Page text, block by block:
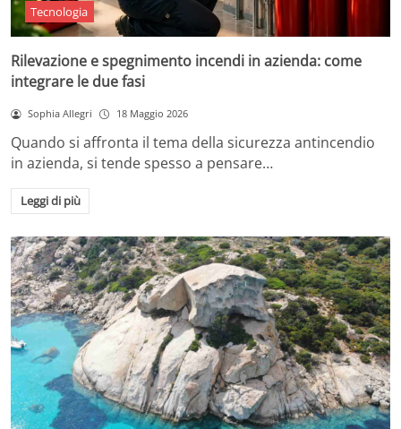
Tecnologia
Rilevazione e spegnimento incendi in azienda: come
integrare le due fasi
Sophia Allegri 18 Maggio 2026
Quando si affronta il tema della sicurezza antincendio
in azienda, si tende spesso a pensare…
Leggi di più